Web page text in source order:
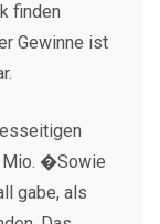
finden
Gewinne ist
Mio. �Sowie
gabe, als